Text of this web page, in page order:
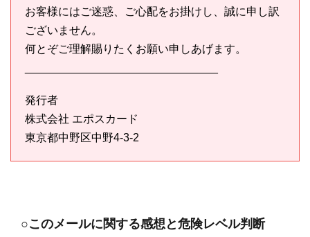
お客様にはご迷惑、ご心配をお掛けし、誠に申し訳
ございません。
何とぞご理解賜りたくお願い申しあげます。
発行者
株式会社 エポスカード
東京都中野区中野4-3-2
○このメールに関する感想と危険レベル判断